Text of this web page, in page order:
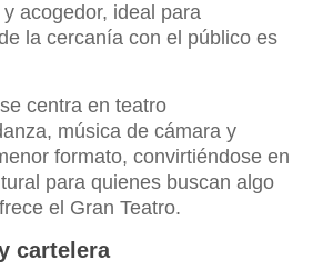
acogedor, ideal para
la cercanía con el público es
centra en teatro
música de cámara y
formato, convirtiéndose en
para quienes buscan algo
el Gran Teatro.
cartelera